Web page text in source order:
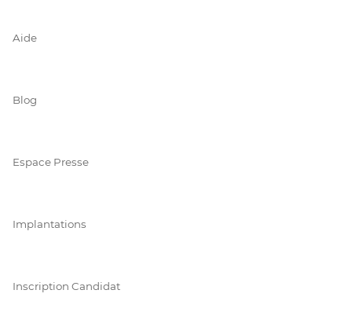
Aide
Blog
Espace Presse
Implantations
Inscription Candidat